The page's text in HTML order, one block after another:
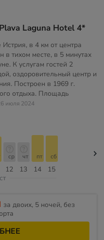
Laguna Hotel 4*
в 4 км от центра
тихом месте, в 5 минутах
К услугам гостей 2
оздоровительный центр и
Построен в 1969 г.
отдыха. Площадь
июля 2024
12
ср
13
чт
14
пт
15
сб
за двоих, 5 ночей, без